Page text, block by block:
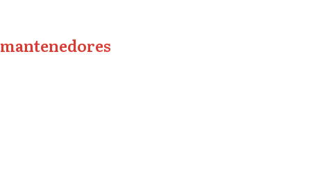
mantenedores